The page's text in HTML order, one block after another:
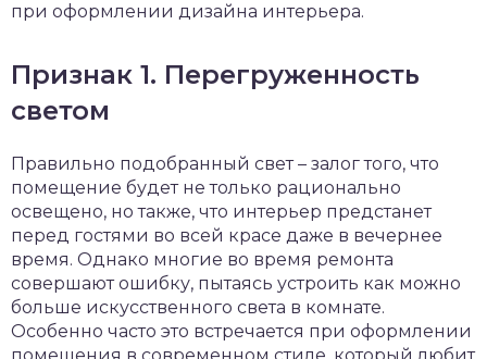
при оформлении дизайна интерьера.
Признак 1. Перегруженность
светом
Правильно подобранный свет – залог того, что
помещение будет не только рационально
освещено, но также, что интерьер предстанет
перед гостями во всей красе даже в вечернее
время. Однако многие во время ремонта
совершают ошибку, пытаясь устроить как можно
больше искусственного света в комнате.
Особенно часто это встречается при оформлении